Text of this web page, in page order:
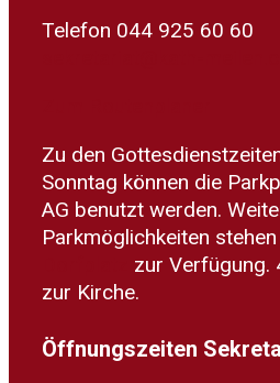
Telefon 044 925 60 60
Zu den
Sonntag können die
AG benutzt werden.
Parkmöglichkeiten
zur Verfügung.
zur Kirche.
Öffnungszeiten